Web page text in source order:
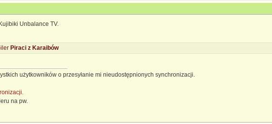
Unbalance TV.
Piraci z Karaibów
użytkowników o przesyłanie mi nieudostępnionych synchronizacji.
na pw.